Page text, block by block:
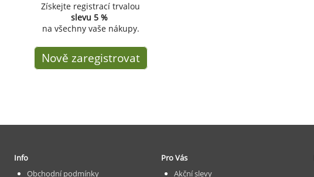
Získejte registrací trvalou
slevu 5 %
na všechny vaše nákupy.
Nově zaregistrovat
Info
Obchodní podmínky
Pro Vás
Akční slevy